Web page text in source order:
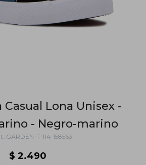
Casual Lona Unisex -
- Negro-marino
GARDEN-T-114-158563
$ 2.490